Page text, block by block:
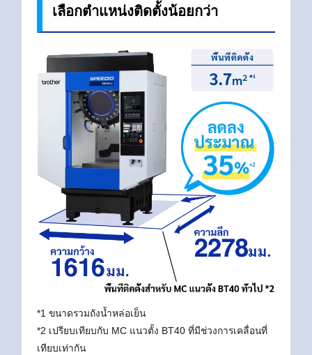
เลือกตำแหน่งติดตั้งน้อยกว่า
*1 ขนาดรวมถังน้ำหล่อเย็น
*2 เปรียบเทียบกับ MC แนวตั้ง BT40 ที่มีช่วงการเคลื่อนที่
เทียบเท่ากัน